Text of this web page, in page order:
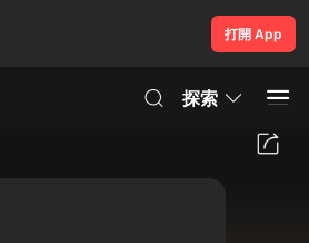
打開 App
探索